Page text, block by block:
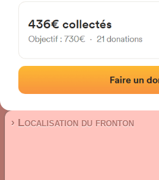
Plaza
Fronton
Localisation|Photos|
› Localisation du fronton